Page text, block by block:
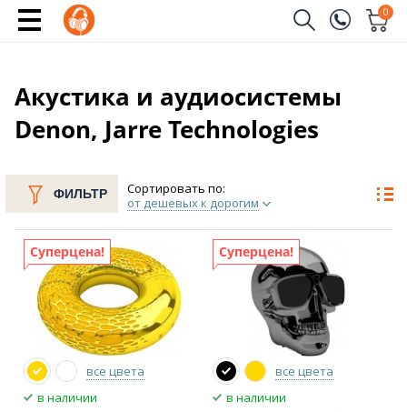
(044)
0
Отправить
Акустика и аудиосистемы
Denon, Jarre Technologies
ФИЛЬТР
Сортировать по:
от дешевых к дорогим
Суперцена!
все цвета
в наличии
Суперцена!
все цвета
в наличии